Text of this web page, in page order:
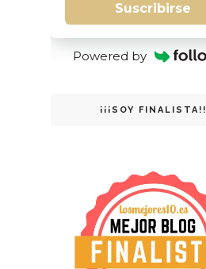
Suscribirse
Powered by
¡¡¡SOY FINALISTA!!